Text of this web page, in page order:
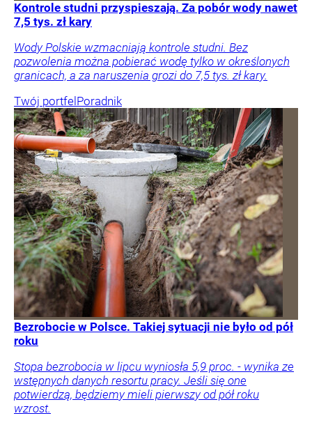
Kontrole studni przyspieszają. Za pobór wody nawet
7,5 tys. zł kary
Wody Polskie wzmacniają kontrole studni. Bez
pozwolenia można pobierać wodę tylko w określonych
granicach, a za naruszenia grozi do 7,5 tys. zł kary.
Twój portfel Poradnik
Bezrobocie w Polsce. Takiej sytuacji nie było od pół
roku
Stopa bezrobocia w lipcu wyniosła 5,9 proc. - wynika ze
wstępnych danych resortu pracy. Jeśli się one
potwierdzą, będziemy mieli pierwszy od pół roku
wzrost.